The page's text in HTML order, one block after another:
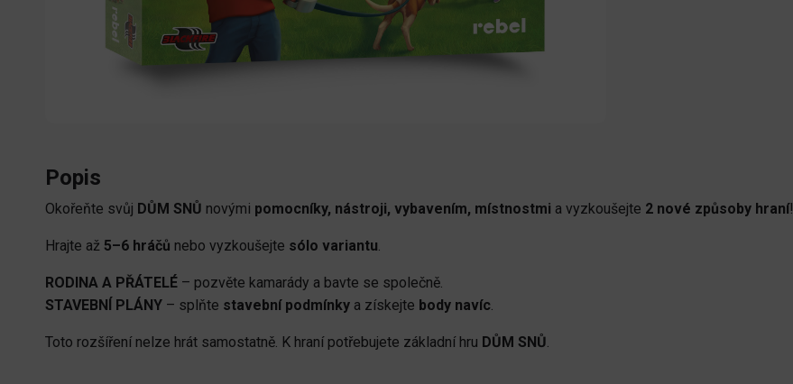
Popis
Okořeňte svůj DŮM SNŮ novými pomocníky, nástroji, vybavením, místnostmi a vyzkoušejte 2 nové způsoby hraní!
Hrajte až 5–6 hráčů nebo vyzkoušejte sólo variantu.
RODINA A PŘÁTELÉ – pozvěte kamarády a bavte se společně.
STAVEBNÍ PLÁNY – splňte stavební podmínky a získejte body navíc.
Toto rozšíření nelze hrát samostatně. K hraní potřebujete základní hru DŮM SNŮ.